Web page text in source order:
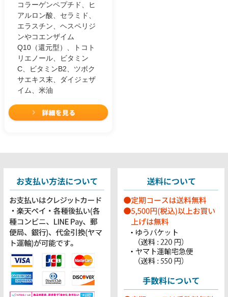
コラーゲンペプチド、ヒ
アルロン酸、セラミド、
エラスチン、ヘスペリジ
ンやコエンザイム
Q10（還元型）、トコト
リエノール、ビタミン
C、ビタミンB2、ツボク
サエキス末、ダイジェザ
イム、米油